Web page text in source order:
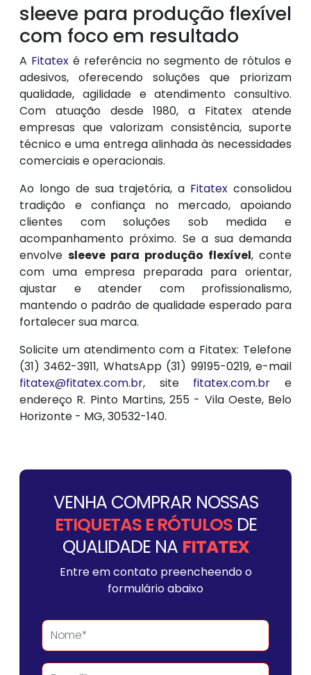
sleeve para produção flexível
com foco em resultado
A Fitatex é referência no segmento de rótulos e
adesivos, oferecendo soluções que priorizam
qualidade, agilidade e atendimento consultivo.
Com atuação desde 1980, a Fitatex atende
empresas que valorizam consistência, suporte
técnico e uma entrega alinhada às necessidades
comerciais e operacionais.
Ao longo de sua trajetória, a Fitatex consolidou
tradição e confiança no mercado, apoiando
clientes com soluções sob medida e
acompanhamento próximo. Se a sua demanda
envolve sleeve para produção flexível, conte
com uma empresa preparada para orientar,
ajustar e atender com profissionalismo,
mantendo o padrão de qualidade esperado para
fortalecer sua marca.
Solicite um atendimento com a Fitatex: Telefone
(31) 3462-3911, WhatsApp (31) 99195-0219, e-mail
fitatex@fitatex.com.br, site fitatex.com.br e
endereço R. Pinto Martins, 255 - Vila Oeste, Belo
Horizonte - MG, 30532-140.
VENHA COMPRAR NOSSAS
ETIQUETAS E RÓTULOSDE
QUALIDADE NA FITATEX
Entre em contato preencheendo o
formulário abaixo